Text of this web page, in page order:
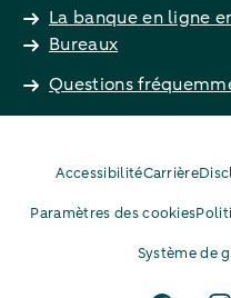
La banque en ligne
Bureaux
Questions
AccessibilitéCarrière
Paramètres des cookies
Système de